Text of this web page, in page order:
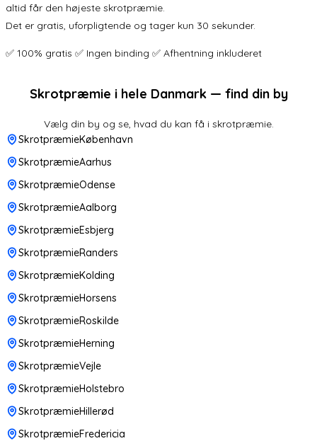
altid får den højeste skrotpræmie.
Det er gratis, uforpligtende og tager kun 30 sekunder.
✅ 100% gratis ✅ Ingen binding ✅ Afhentning inkluderet
Skrotpræmie i hele Danmark — find din by
Vælg din by og se, hvad du kan få i skrotpræmie.
SkrotpræmieKøbenhavn
SkrotpræmieAarhus
SkrotpræmieOdense
SkrotpræmieAalborg
SkrotpræmieEsbjerg
SkrotpræmieRanders
SkrotpræmieKolding
SkrotpræmieHorsens
SkrotpræmieRoskilde
SkrotpræmieHerning
SkrotpræmieVejle
SkrotpræmieHolstebro
SkrotpræmieHillerød
SkrotpræmieFredericia